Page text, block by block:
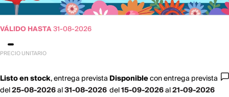
VÁLIDO HASTA31-08-2026
PRECIO UNITARIO
Listo en stock,entrega prevista
del25-08-2026al31-08-2026
Disponibleconentrega prevista
del15-09-2026al21-09-2026